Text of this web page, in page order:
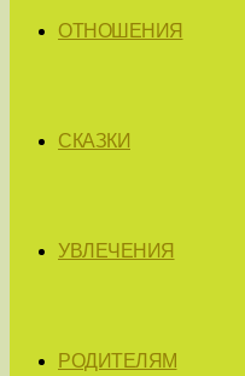
ОТНОШЕНИЯ
СКАЗКИ
УВЛЕЧЕНИЯ
РОДИТЕЛЯМ